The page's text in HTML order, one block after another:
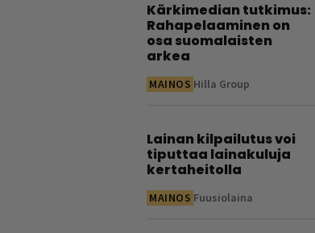
Kärkimedian tutkimus:
Rahapelaaminen on
osa suomalaisten
arkea
MAINOS Hilla Group
Lainan kilpailutus voi
tiputtaa lainakuluja
kertaheitolla
MAINOS Fuusiolaina